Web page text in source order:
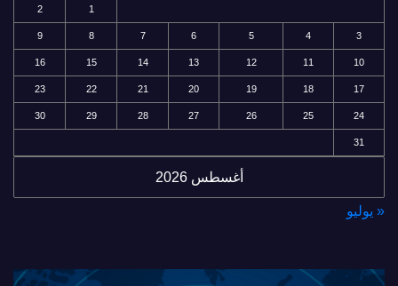
أغسطس 2026
1
2
3
4
5
6
7
8
9
10
11
12
13
14
15
16
17
18
19
20
21
22
23
24
25
26
27
28
29
30
31
« يوليو